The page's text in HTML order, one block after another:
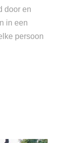
door en
in een
persoon